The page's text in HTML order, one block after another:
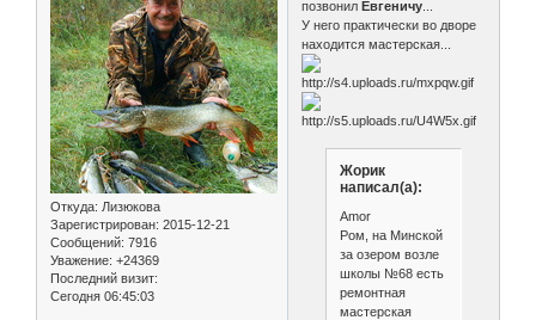
Откуда: Лизюкова
Зарегистрирован: 2015-12-21
Сообщений: 7916
Уважение: +24369
Последний визит:
Сегодня 06:45:03
позвонил Евгеничу
У него практически во дворе
находится мастерская...
Жорик
написал(а):
Amor
Ром, на Минской
за озером возле
школы №68 есть
ремонтная
мастерская